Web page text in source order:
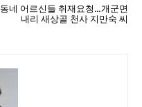
동네 어르신들 취재요청…개군면
내리 새상골 천사 지만숙 씨